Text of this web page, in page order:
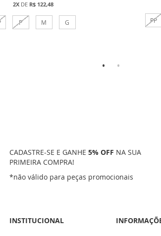
2XDE R$ 122,48
P M G PP
CADASTRE-SE E GANHE 5% OFF NA SUA
PRIMEIRA COMPRA!
*não válido para peças promocionais
INSTITUCIONAL